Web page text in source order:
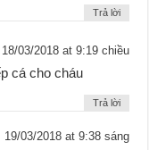
Trả lời
18/03/2018 at 9:19 chiều
cá cho cháu
Trả lời
19/03/2018 at 9:38 sáng